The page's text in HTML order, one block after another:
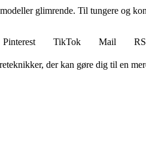
glimrende. Til tungere og
Pinterest TikTok Mail
der kan gøre dig til en